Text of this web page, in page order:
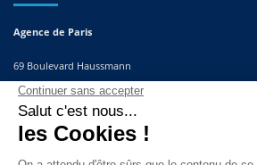
Agence de Paris
69 Boulevard Haussmann
75008, Paris
France
Agence du Sud-Est